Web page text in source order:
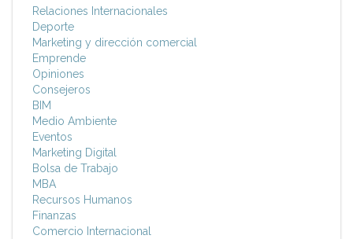
Relaciones Internacionales
Deporte
Marketing y dirección comercial
Emprende
Opiniones
Consejeros
BIM
Medio Ambiente
Eventos
Marketing Digital
Bolsa de Trabajo
MBA
Recursos Humanos
Finanzas
Comercio Internacional